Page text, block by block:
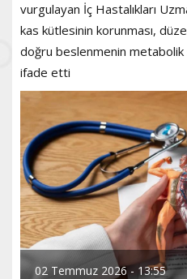
vurgulayan İç Hastalıkları
kas kütlesinin korunması,
doğru beslenmenin metabolik
ifade etti
02 Temmuz 2026 - 13:55